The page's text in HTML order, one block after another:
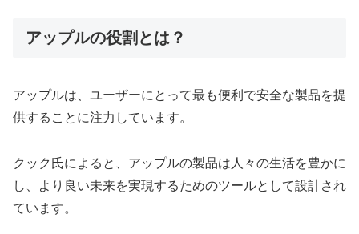
アップルの役割とは？
アップルは、ユーザーにとって最も便利で安全な製品を提
供することに注力しています。
クック氏によると、アップルの製品は人々の生活を豊かに
し、より良い未来を実現するためのツールとして設計され
ています。